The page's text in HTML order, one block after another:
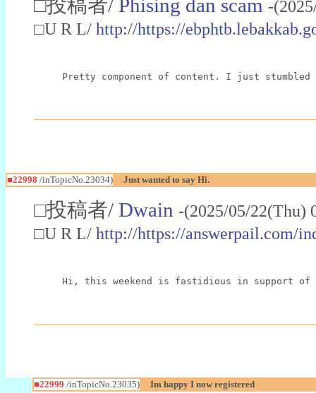
□投稿者/ Phising dan scam -
□U R L/ http://https://
Pretty component of content. I just
■22998 /inTopicNo.23034) Just wanted to say Hi.
□投稿者/ Dwain -(2025/05/
□U R L/ http://https://answerpail.com/
Hi, this weekend is fastidious in support of
■22999 /inTopicNo.23035) Im happy I now registered